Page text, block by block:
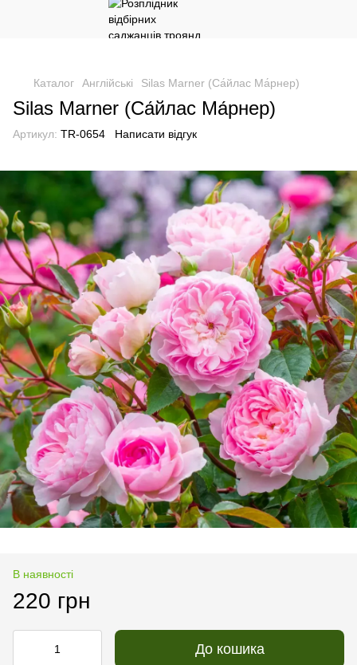
Каталог Англійські Silas Marner (Са́йлас Ма́рнер)
Silas Marner (Са́йлас Ма́рнер)
Артикул: TR-0654 Написати відгук
В наявності
220 грн
До кошика